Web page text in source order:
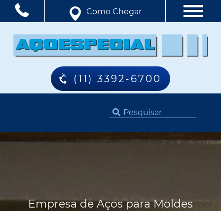
Como Chegar
(11) 3392-6700
Empresa de Aços para Moldes